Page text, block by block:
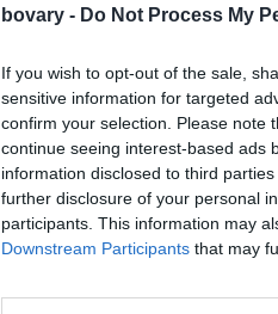
bovary - Do Not Process My
If you wish to opt-out of the sale,
sensitive information for targeted
confirm your selection. Please note
continue seeing interest-based ads
information disclosed to third
further disclosure of your personal
participants. This information may
Downstream Participants that may